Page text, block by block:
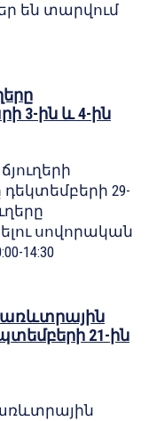
են տարվում
3-ին և 4-ին
29-
սովորական
14:30
21-ին